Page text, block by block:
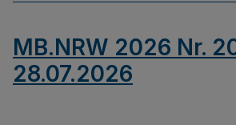
MB.NRW 2026 Nr.
28.07.2026